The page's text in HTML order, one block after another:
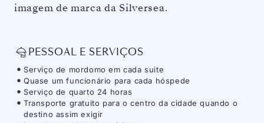
imagem de marca da Silversea.
PESSOAL E SERVIÇOS
Serviço de mordomo em cada suite
Quase um funcionário para cada hóspede
Serviço de quarto 24 horas
Transporte gratuito para o centro da cidade quando o
destino assim exigir